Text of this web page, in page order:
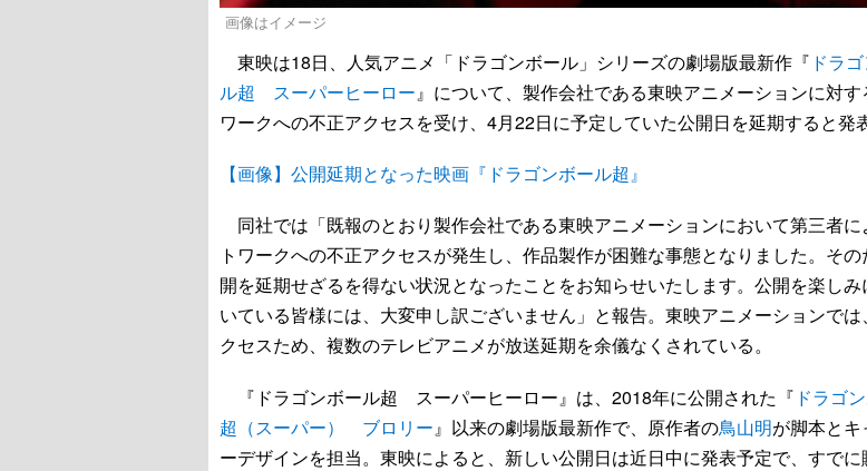
画像はイメージ
東映は18日、人気アニメ「ドラゴンボール」シリーズの劇場版最新作『 ドラ
ル超 スーパーヒーロー』について、製作会社である東映アニメーションに対す
ワークへの不正アクセスを受け、4月22日に予定していた公開日を延期すると発
【画像】公開延期となった映画『ドラゴンボール超』
同社では「既報のとおり製作会社である東映アニメーションにおいて第三者に
トワークへの不正アクセスが発生し、作品製作が困難な事態となりました。そ
開を延期せざるを得ない状況となったことをお知らせいたします。公開を楽し
いている皆様には、大変申し訳ございません」と報告。東映アニメーションでは
クセスため、複数のテレビアニメが放送延期を余儀なくされている。
『ドラゴンボール超 スーパーヒーロー』は、2018年に公開された『 ドラゴ
超（スーパー） ブロリー 』以来の劇場版最新作で、原作者の鳥山明が脚本とキ
ーデザインを担当。東映によると、新しい公開日は近日中に発表予定で、すでに